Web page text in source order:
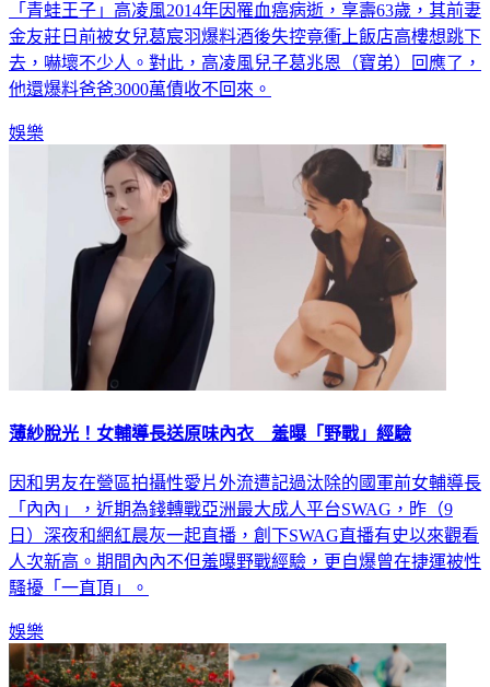
「青蛙王子」高凌風2014年因罹血癌病逝，享壽63歲，其前妻
金友莊日前被女兒葛宸羽爆料酒後失控竟衝上飯店高樓想跳下
去，嚇壞不少人。對此，高凌風兒子葛兆恩（寶弟）回應了，
他還爆料爸爸3000萬債收不回來。
娛樂
薄紗脫光！女輔導長送原味內衣 羞曝「野戰」經驗
因和男友在營區拍攝性愛片外流遭記過汰除的國軍前女輔導長
「內內」，近期為錢轉戰亞洲最大成人平台SWAG，昨（9
日）深夜和網紅晨灰一起直播，創下SWAG直播有史以來觀看
人次新高。期間內內不但羞曝野戰經驗，更自爆曾在捷運被性
騷擾「一直頂」。
娛樂